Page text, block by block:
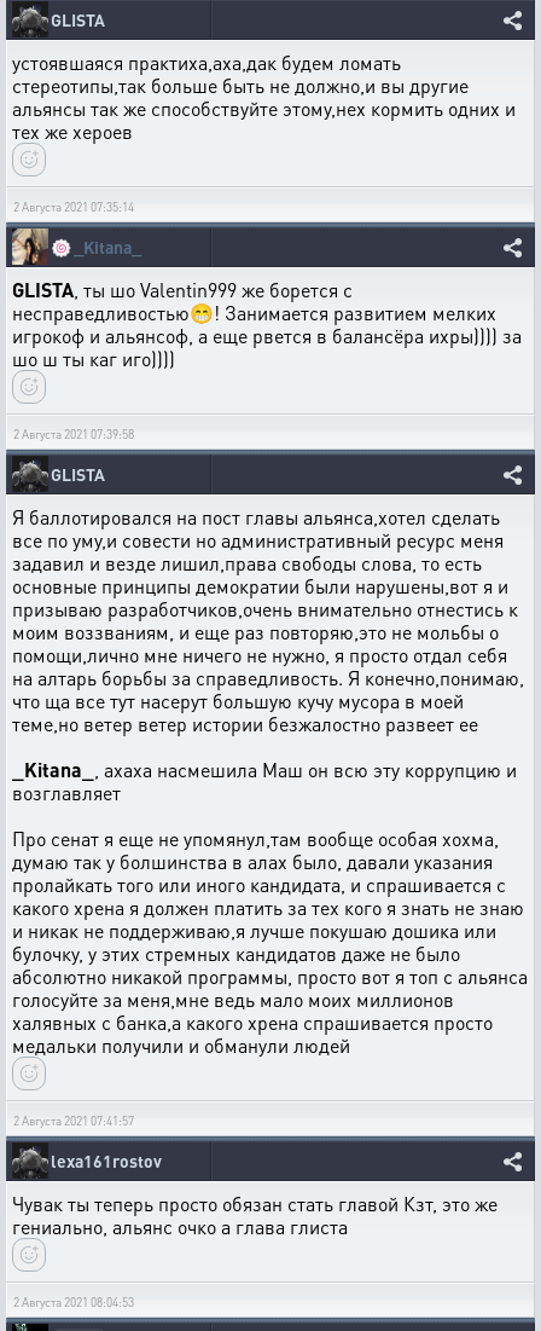
GLISTA
устоявшаяся практиха,аха,дак будем ломать
стереотипы,так больше быть не должно,и вы другие
альянсы так же способствуйте этому,нех кормить одних и
тех же хероев
2 Августа 2021 07:35:14
🍥 _Kitana_
GLISTA , ты шо Valentin999 же борется с
несправедливостью😁! Занимается развитием мелких
игрокоф и альянсоф, а еще рвется в балансёра ихры)))) за
шо ш ты каг иго))))
2 Августа 2021 07:39:58
GLISTA
Я баллотировался на пост главы альянса,хотел сделать
все по уму,и совести но административный ресурс меня
задавил и везде лишил,права свободы слова, то есть
основные принципы демократии были нарушены,вот я и
призываю разработчиков,очень внимательно отнестись к
моим воззваниям, и еще раз повторяю,это не мольбы о
помощи,лично мне ничего не нужно, я просто отдал себя
на алтарь борьбы за справедливость. Я конечно,понимаю,
что ща все тут насерут большую кучу мусора в моей
теме,но ветер ветер истории безжалостно развеет ее
_Kitana_
, ахаха насмешила Маш он всю эту коррупцию и
возглавляет
Про сенат я еще не упомянул,там вообще особая хохма,
думаю так у болшинства в алах было, давали указания
пролайкать того или иного кандидата, и спрашивается с
какого хрена я должен платить за тех кого я знать не знаю
и никак не поддерживаю,я лучше покушаю дошика или
булочку, у этих стремных кандидатов даже не было
абсолютно никакой программы, просто вот я топ с альянса
голосуйте за меня,мне ведь мало моих миллионов
халявных с банка,а какого хрена спрашивается просто
медальки получили и обманули людей
2 Августа 2021 07:41:57
lexa161rostov
Чувак ты теперь просто обязан стать главой Кзт, это же
гениально, альянс очко а глава глиста
2 Августа 2021 08:04:53